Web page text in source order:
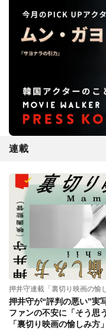
連載
押井守連載「裏切り映画の愉
押井守が“評判の悪い”実
ファンの不安に「そう思
「裏切り映画の愉しみ